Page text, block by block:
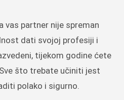
vas partner nije spreman
dati svojoj profesiji i
tijekom godine ćete
što trebate učiniti jest
polako i sigurno.